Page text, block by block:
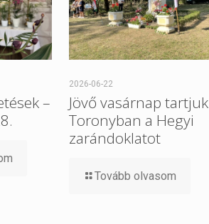
–
2026-06-22
Jövő vasárnap tartjuk
Toronyban a Hegyi
zarándoklatot
Tovább olvasom